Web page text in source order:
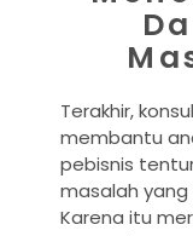
Terakhir,
membantu
pebisnis
masalah yang
Karena itu